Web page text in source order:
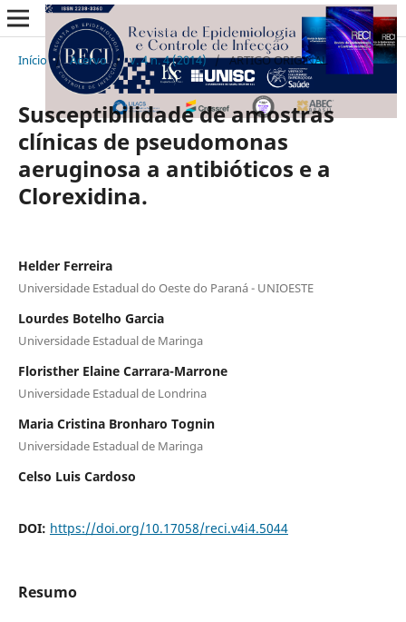
Início / Acervo / v. 4 n. 4 (2014) / ARTIGO ORIGINAL
Susceptibilidade de amostras
clínicas de pseudomonas
aeruginosa a antibióticos e a
Clorexidina.
Helder Ferreira
Universidade Estadual do Oeste do Paraná - UNIOESTE
Lourdes Botelho Garcia
Universidade Estadual de Maringa
Floristher Elaine Carrara-Marrone
Universidade Estadual de Londrina
Maria Cristina Bronharo Tognin
Universidade Estadual de Maringa
Celso Luis Cardoso
DOI: https://doi.org/10.17058/reci.v4i4.5044
Resumo